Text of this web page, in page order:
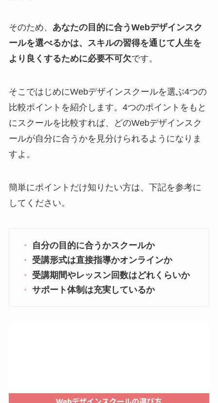
そのため、 あなたの目的に合うWebデザインスク
ールを選べるかは、スキルの習得を通じて人生を
より良くするために必要不可欠です。
そこではじめにWebデザインスクールを選ぶ4つの
比較ポイントを紹介します。4つのポイントをもと
にスクールを比較すれば、どのWebデザインスク
ールが自分に合うかを見分けられるようになりま
すよ。
簡単にポイントだけ知りたい方は、下記を参考に
してください。
自分の目的に合うかスクールか
受講形式は直接指導かオンラインか
受講期間やレッスン回数はどれくらいか
サポート体制は充実しているか